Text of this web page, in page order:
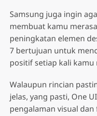
Samsung juga ingin
membuat kamu
peningkatan elemen
7 bertujuan untuk
positif setiap kali kamu
Walaupun rincian
jelas, yang pasti, One
pengalaman visual